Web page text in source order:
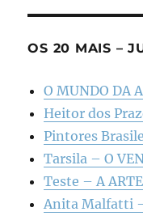
OS 20 MAIS –
O MUNDO DA
Heitor dos
Pintores
Tarsila – O
Teste – A
Anita Malfatti